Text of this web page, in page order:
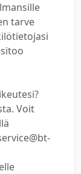
tarve
Voit